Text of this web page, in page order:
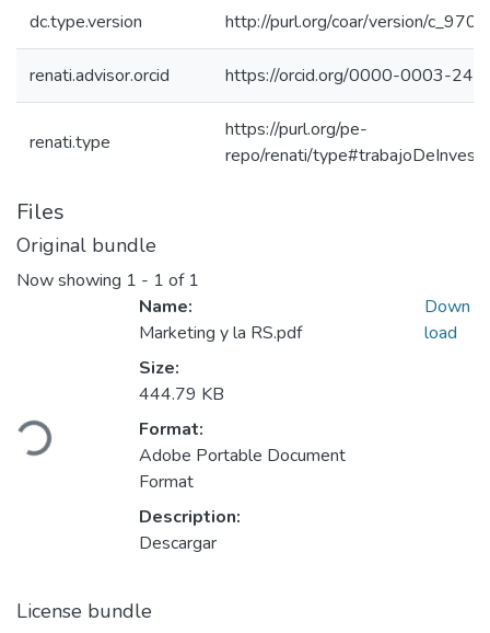
dc.type.version http://purl.org/coar/version/
renati.advisor.orcid https://orcid.org/0000-0003-
renati.type
https://purl.org/pe-
repo/renati/
Files
Original bundle
Now showing 1 - 1 of 1
Loading...
Name:
Marketing y la RS.pdf
Size:
444.79 KB
Format:
Adobe Portable Document
Format
Description:
Descargar
Down
load
License bundle